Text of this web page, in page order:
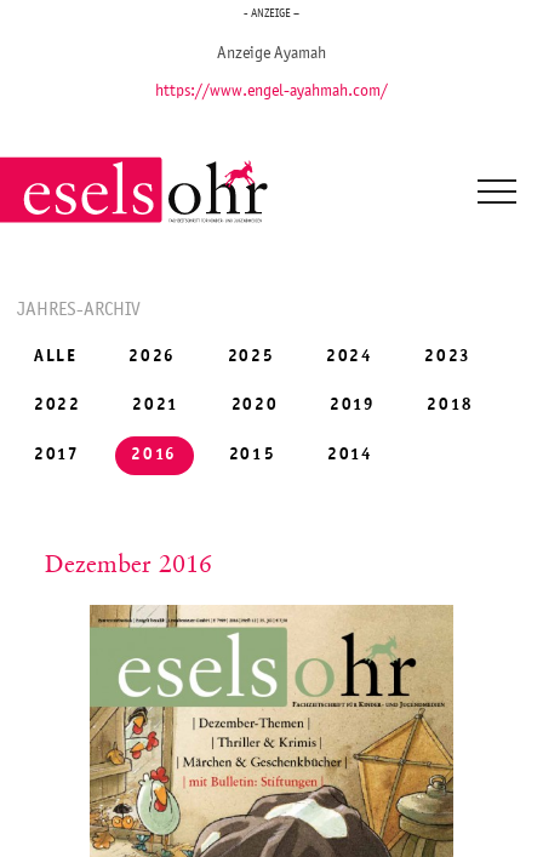
- ANZEIGE –
Anzeige Ayamah
https://www.engel-ayahmah.com/
JAHRES-ARCHIV
ALLE 2026 2025 2024 2023
2022 2021 2020 2019 2018
2017 2016 2015 2014
Dezember 2016